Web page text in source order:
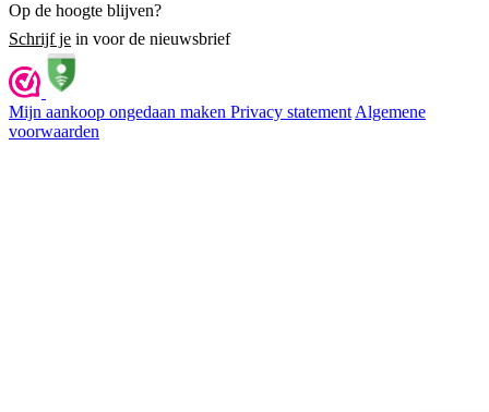
Op de hoogte blijven?
Schrijf je in voor de nieuwsbrief
Mijn aankoop ongedaan maken Privacy statement Algemene
voorwaarden